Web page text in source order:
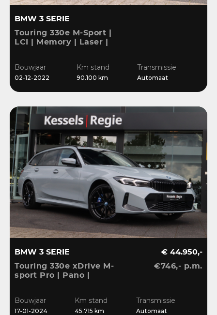
BMW 3 SERIE
Touring 330e M-Sport |
LCI | Memory | Laser |
Camera
Bouwjaar
02-12-2022
Km stand
90.100 km
Transmissie
Automaat
BMW 3 SERIE
Touring 330e xDrive M-
sport Pro | Pano |
Ambient | Sensoren
€ 44.950,-
€746,- p.m.
Bouwjaar
17-01-2024
Km stand
45.715 km
Transmissie
Automaat